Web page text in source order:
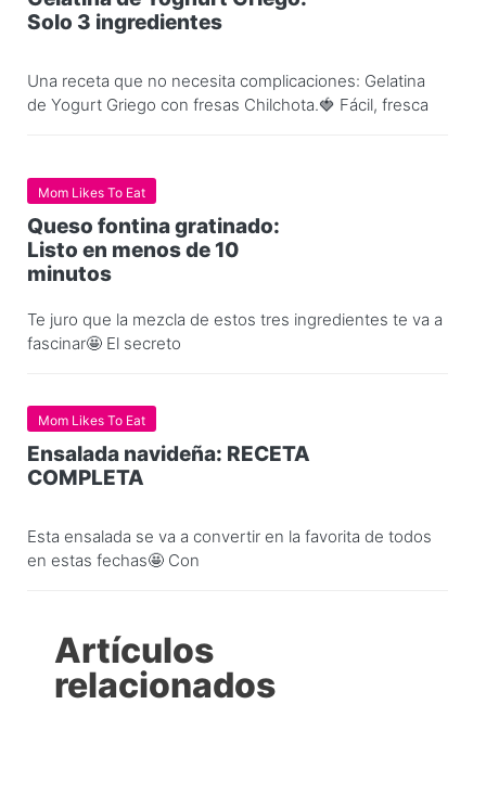
Solo 3 ingredientes
Una receta que no necesita complicaciones: Gelatina
de Yogurt Griego con fresas Chilchota.🍓 Fácil, fresca
Mom Likes To Eat
Queso fontina gratinado:
Listo en menos de 10
minutos
Te juro que la mezcla de estos tres ingredientes te va a
fascinar🤩 El secreto
Mom Likes To Eat
Ensalada navideña: RECETA
COMPLETA
Esta ensalada se va a convertir en la favorita de todos
en estas fechas🤩 Con
Artículos
relacionados